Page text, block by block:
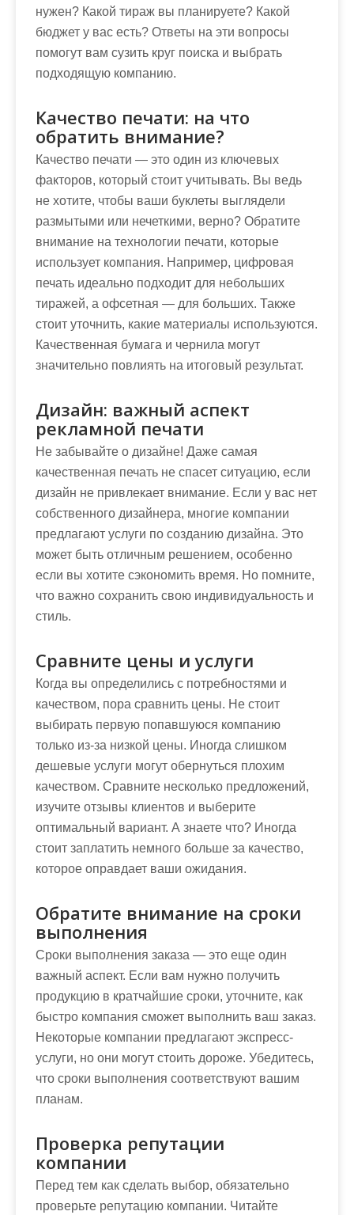
нужен? Какой тираж вы планируете? Какой
бюджет у вас есть? Ответы на эти вопросы
помогут вам сузить круг поиска и выбрать
подходящую компанию.
Качество печати: на что
обратить внимание?
Качество печати — это один из ключевых
факторов, который стоит учитывать. Вы ведь
не хотите, чтобы ваши буклеты выглядели
размытыми или нечеткими, верно? Обратите
внимание на технологии печати, которые
использует компания. Например, цифровая
печать идеально подходит для небольших
тиражей, а офсетная — для больших. Также
стоит уточнить, какие материалы используются.
Качественная бумага и чернила могут
значительно повлиять на итоговый результат.
Дизайн: важный аспект
рекламной печати
Не забывайте о дизайне! Даже самая
качественная печать не спасет ситуацию, если
дизайн не привлекает внимание. Если у вас нет
собственного дизайнера, многие компании
предлагают услуги по созданию дизайна. Это
может быть отличным решением, особенно
если вы хотите сэкономить время. Но помните,
что важно сохранить свою индивидуальность и
стиль.
Сравните цены и услуги
Когда вы определились с потребностями и
качеством, пора сравнить цены. Не стоит
выбирать первую попавшуюся компанию
только из-за низкой цены. Иногда слишком
дешевые услуги могут обернуться плохим
качеством. Сравните несколько предложений,
изучите отзывы клиентов и выберите
оптимальный вариант. А знаете что? Иногда
стоит заплатить немного больше за качество,
которое оправдает ваши ожидания.
Обратите внимание на сроки
выполнения
Сроки выполнения заказа — это еще один
важный аспект. Если вам нужно получить
продукцию в кратчайшие сроки, уточните, как
быстро компания сможет выполнить ваш заказ.
Некоторые компании предлагают экспресс-
услуги, но они могут стоить дороже. Убедитесь,
что сроки выполнения соответствуют вашим
планам.
Проверка репутации
компании
Перед тем как сделать выбор, обязательно
проверьте репутацию компании. Читайте